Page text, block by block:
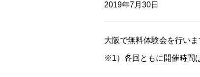
2019年7月30日
大阪で無料体験会を行いま
※1）各回ともに開催時間